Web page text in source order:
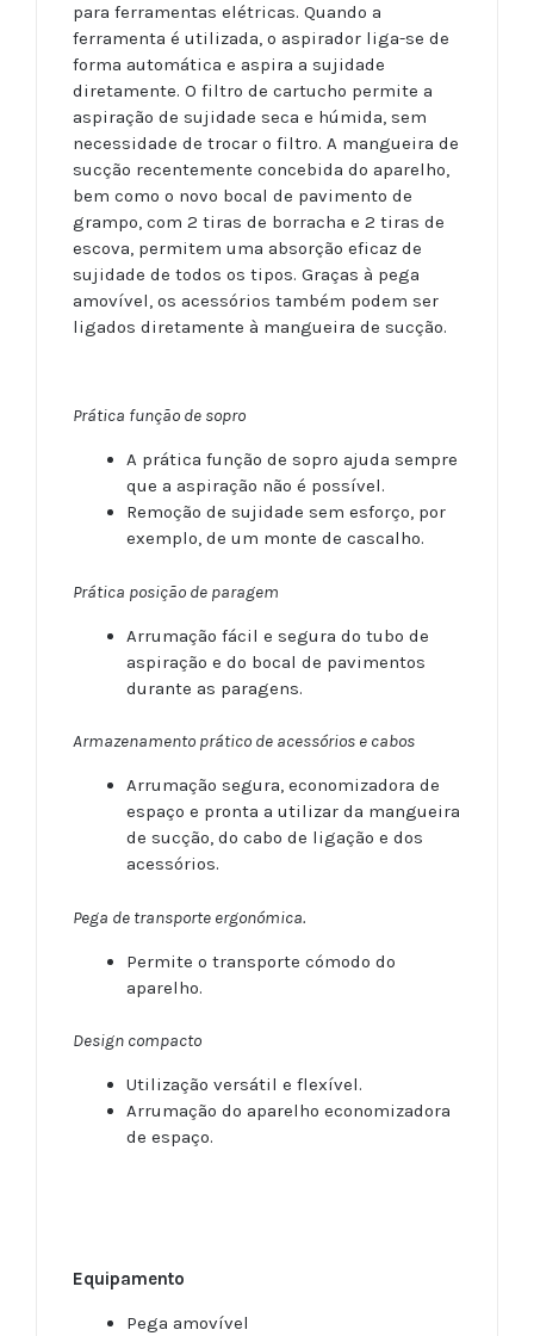
para ferramentas elétricas. Quando a
ferramenta é utilizada, o aspirador liga-se de
forma automática e aspira a sujidade
diretamente. O filtro de cartucho permite a
aspiração de sujidade seca e húmida, sem
necessidade de trocar o filtro. A mangueira de
sucção recentemente concebida do aparelho,
bem como o novo bocal de pavimento de
grampo, com 2 tiras de borracha e 2 tiras de
escova, permitem uma absorção eficaz de
sujidade de todos os tipos. Graças à pega
amovível, os acessórios também podem ser
ligados diretamente à mangueira de sucção.
Prática função de sopro
A prática função de sopro ajuda sempre
que a aspiração não é possível.
Remoção de sujidade sem esforço, por
exemplo, de um monte de cascalho.
Prática posição de paragem
Arrumação fácil e segura do tubo de
aspiração e do bocal de pavimentos
durante as paragens.
Armazenamento prático de acessórios e cabos
Arrumação segura, economizadora de
espaço e pronta a utilizar da mangueira
de sucção, do cabo de ligação e dos
acessórios.
Pega de transporte ergonómica.
Permite o transporte cómodo do
aparelho.
Design compacto
Utilização versátil e flexível.
Arrumação do aparelho economizadora
de espaço.
Equipamento
Pega amovível